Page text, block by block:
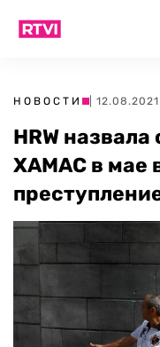
НОВОСТИ |
HRW
ХАМАС в мае